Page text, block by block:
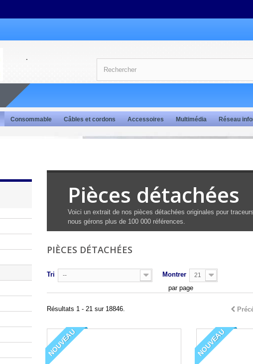
Consommable Câbles et cordons Accessoires Multimédia Réseau
Pièces détachées
Voici un extrait de nos pièces détachées originales pour
nous gérons plus de 100 000 références.
PIÈCES DÉTACHÉES
Tri -- Montrer 21
par page
Résultats 1 - 21 sur 18846.
NOUVEAU NOUVEAU